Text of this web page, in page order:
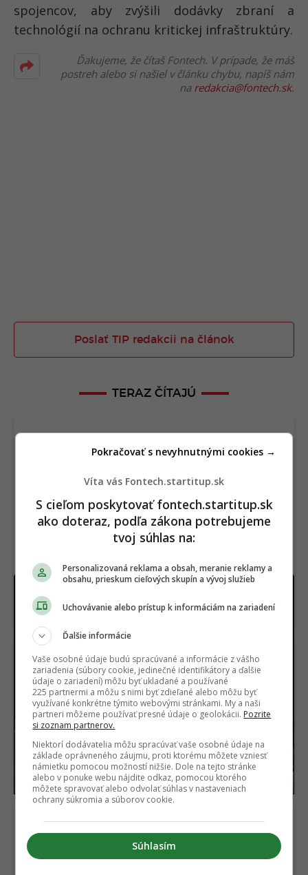
spojencov, aby zvýšili dodávky zbraní a
technológií na ochranu kritickej infraštruktúry.
Ďakujeme, že čítaš Fontech. V prípade, že máš
postreh alebo si našiel v článku chybu, napíš nám
na redakcia@fontech.sk.
Poslať TIP redakcii na článok
TERAZ ČÍTAJÚ
Môže slovenský dom celoročne fungovať len z
energie zo slnka? Prepočet nám dal zaujímavú
odpoveď
SpaceX narazila do
Mesiaca. Odpad z rakety
vytvoril kráter, vedci
varujú pred rizikom
stratégiu. Kľúčovú
technológiu pre
elektromobily vyvíja v
Číne
Víta vás Fontech.startitup.sk
S cieľom poskytovať fontech.startitup.sk
ako doteraz, podľa zákona potrebujeme
tvoj súhlas na:
Personalizovaná reklama a obsah, meranie reklamy a
obsahu, prieskum cieľových skupín a vývoj služieb
Uchovávanie alebo prístup k informáciám na zariadení
Ďalšie informácie
Vaše osobné údaje budú spracúvané a informácie z vášho
zariadenia (súbory cookie, jedinečné identifikátory a ďalšie
údaje o zariadení) môžu byť ukladané a používané
225 partnermi a môžu s nimi byť zdieľané alebo môžu byť
využívané konkrétne týmito webovými stránkami. My a naši
partneri môžeme používať presné údaje o geolokácii. Pozrite
si zoznam partnerov.
Niektorí dodávatelia môžu spracúvať vaše osobné údaje na
základe oprávneného záujmu, proti ktorému môžete vzniesť
námietku pomocou možností nižšie. Dole na tejto stránke
alebo v ponuke webu nájdite odkaz, pomocou ktorého
môžete spravovať alebo odvolať súhlas v nastaveniach
ochrany súkromia a súborov cookie.
Súhlasím
Pokračovať s nevyhnutnými cookies →